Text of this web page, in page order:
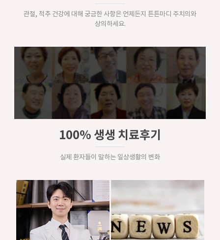
관절, 척추 건강에 대해 궁금한 사항은 언제든지 튼튼마디 주치의와
상의하세요.
100% 생생 치료후기
실제 환자들이 말하는 일상생활의 변화